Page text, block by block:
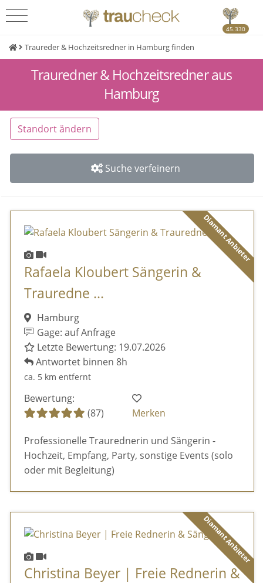
45.330
Traureder & Hochzeitsredner in Hamburg finden
Trauredner & Hochzeitsredner aus
Hamburg
Standort ändern
Suche verfeinern
Diamant Anbieter
Rafaela Kloubert Sängerin &
Trauredne ...
Hamburg
Gage: auf Anfrage
Letzte Bewertung: 19.07.2026
Antwortet binnen 8h
ca. 5 km entfernt
Bewertung:
(87)
Merken
Professionelle Traurednerin und Sängerin -
Hochzeit, Empfang, Party, sonstige Events (solo
oder mit Begleitung)
Diamant Anbieter
Christina Beyer | Freie Rednerin &